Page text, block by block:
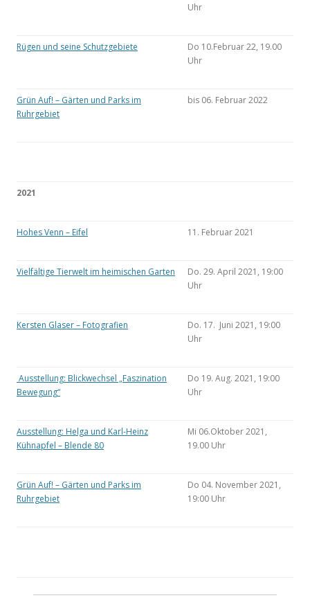
Uhr
Rügen und seine Schutzgebiete
Do 10.Februar 22, 19.00
Uhr
Grün Auf! – Gärten und Parks im
Ruhrgebiet
bis 06. Februar 2022
2021
Hohes Venn – Eifel 11. Februar 2021
Vielfältige Tierwelt im heimischen Garten
Do. 29. April 2021, 19:00
Uhr
Kersten Glaser – Fotografien
Do. 17. Juni 2021, 19:00
Uhr
Ausstellung: Blickwechsel „Faszination
Bewegung“
Do 19. Aug. 2021, 19:00
Uhr
Ausstellung: Helga und Karl-Heinz
Kühnapfel – Blende 80
Mi 06.Oktober 2021,
19.00 Uhr
Grün Auf! – Gärten und Parks im
Ruhrgebiet
Do 04. November 2021,
19:00 Uhr